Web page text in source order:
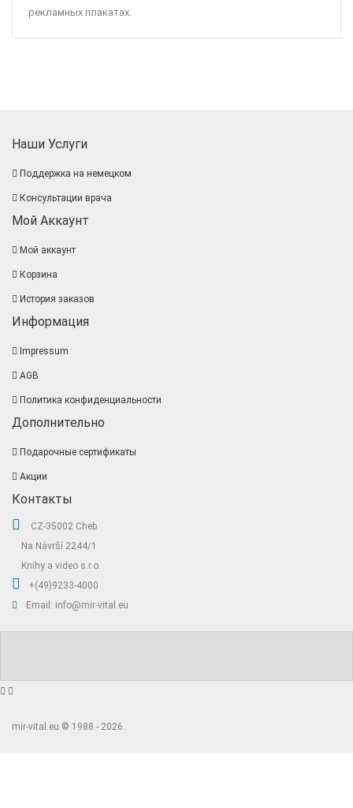
рекламных плакатах.
Наши Услуги
Поддержка на немецком
Консультации врача
Мой Аккаунт
Мой аккаунт
Корзина
История заказов
Информация
Impressum
AGB
Политика конфиденциальности
Дополнительно
Подарочные сертификаты
Акции
Контакты
CZ-35002 Cheb
Na Návrší 2244/1
Knihy a video s.r.o.
+(49)9233-4000
Email: info@mir-vital.eu
mir-vital.eu © 1988 - 2026.